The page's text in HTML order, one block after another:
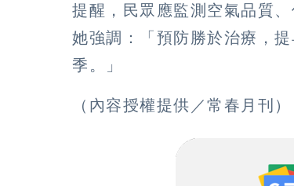
提醒，民眾應監測空氣品質
她強調：「預防勝於治療，
季。」
（內容授權提供／常春月刊）